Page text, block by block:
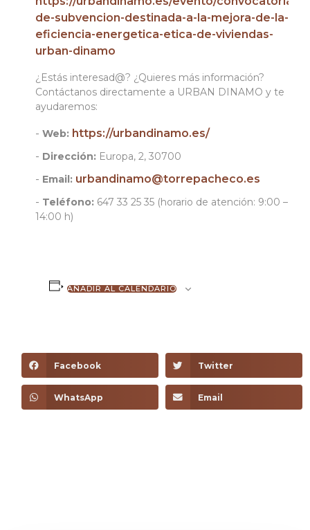
de-subvencion-destinada-a-la-mejora-de-la-
eficiencia-energetica-etica-de-viviendas-
urban-dinamo
¿Estás interesad@? ¿Quieres más información?
Contáctanos directamente a URBAN DINAMO y te
ayudaremos:
Web: https://urbandinamo.es/
Dirección: Europa, 2, 30700
Email: urbandinamo@torrepacheco.es
Teléfono: 647 33 25 35 (horario de atención: 9:00 –
14:00 h)
AÑADIR AL CALENDARIO
Facebook Twitter
WhatsApp Email